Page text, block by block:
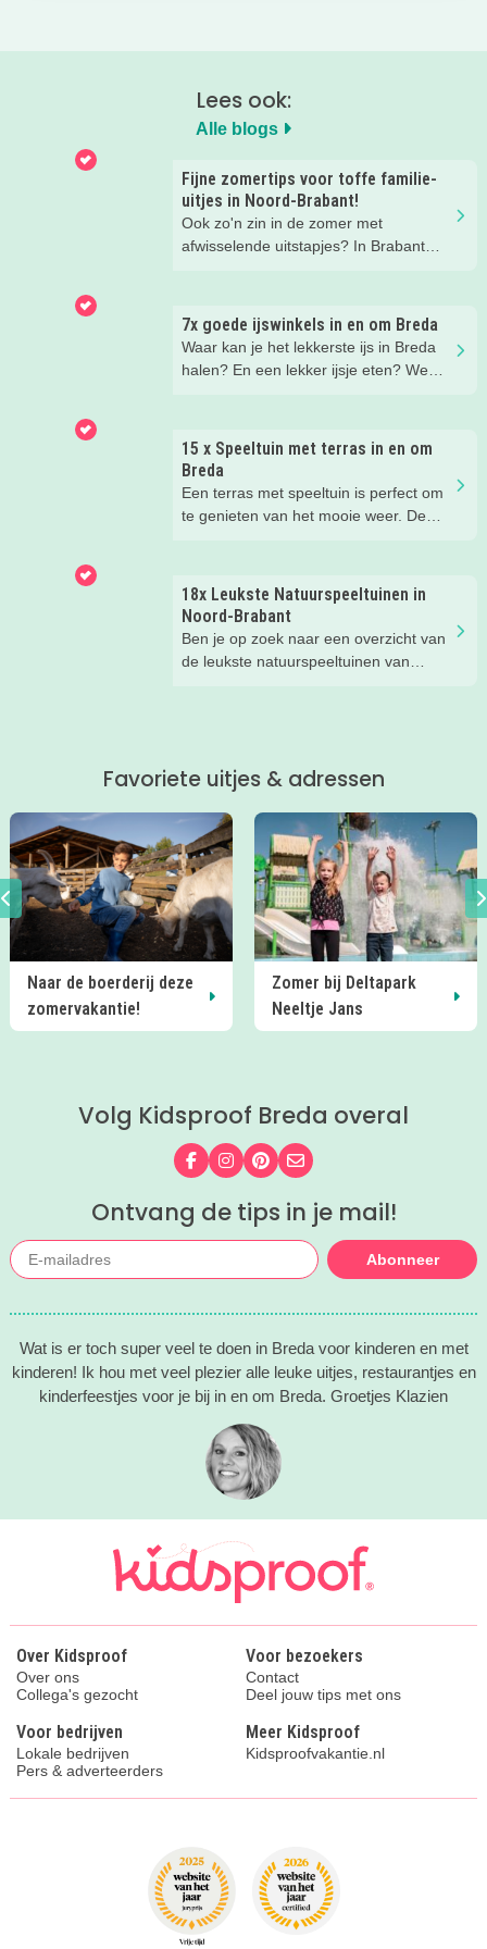
Lees ook:
Alle blogs
Fijne zomertips voor toffe familie-
uitjes in Noord-Brabant!
Ook zo'n zin in de zomer met
afwisselende uitstapjes? In Brabant
natuur, ga voor een actief uitje, een
verrassende museum of ontdek de
gezellige steden. Wij verzamelden hele
7x goede ijswinkels in en om Breda
Waar kan je het lekkerste ijs in Breda
halen? En een lekker ijsje eten? We
kunt scoren voor je op een rijtje gezet.
15 x Speeltuin met terras in en om
Breda
Een terras met speeltuin is perfect om
te genieten van het mooie weer. De
op het terras. Ideale combinatie.
Wij hebben een paar restaurants met
terras en speeltuin in Breda en
omgeving voor je op een rij gezet. Dat
is makkelijk een super fijn plekje
18x Leukste Natuurspeeltuinen in
Noord-Brabant
Ben je op zoek naar een overzicht van
de leukste natuurspeeltuinen van
Favoriete uitjes & adressen
Naar de boerderij deze
zomervakantie!
Zomer bij Deltapark
Neeltje Jans
Volg Kidsproof Breda overal
Volg ons op Facebook
Volg ons op Instagram
Volg ons op Pinterest
Mail ons
Ontvang de tips in je mail!
Abonneer
Wat is er toch super veel te doen in Breda voor kinderen en met
kinderen! Ik hou met veel plezier alle leuke uitjes, restaurantjes en
kinderfeestjes voor je bij in en om Breda. Groetjes Klazien
Over Kidsproof
Over ons
Collega's gezocht
Voor bezoekers
Contact
Deel jouw tips met ons
Voor bedrijven
Lokale bedrijven
Pers & adverteerders
Meer Kidsproof
Kidsproofvakantie.nl